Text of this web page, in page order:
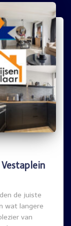
de juiste
wat langere
van